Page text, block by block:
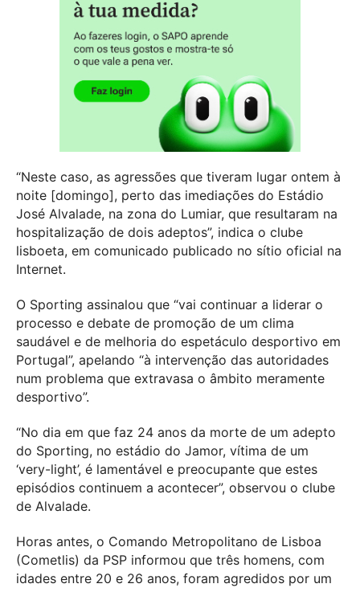
“Neste caso, as agressões que tiveram lugar ontem à
noite [domingo], perto das imediações do Estádio
José Alvalade, na zona do Lumiar, que resultaram na
hospitalização de dois adeptos”, indica o clube
lisboeta, em comunicado publicado no sítio oficial na
Internet.
O Sporting assinalou que “vai continuar a liderar o
processo e debate de promoção de um clima
saudável e de melhoria do espetáculo desportivo em
Portugal”, apelando “à intervenção das autoridades
num problema que extravasa o âmbito meramente
desportivo”.
“No dia em que faz 24 anos da morte de um adepto
do Sporting, no estádio do Jamor, vítima de um
‘very-light’, é lamentável e preocupante que estes
episódios continuem a acontecer”, observou o clube
de Alvalade.
Horas antes, o Comando Metropolitano de Lisboa
(Cometlis) da PSP informou que três homens, com
idades entre 20 e 26 anos, foram agredidos por um